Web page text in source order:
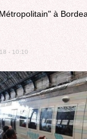
à
- 10:10